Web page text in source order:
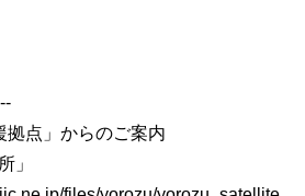
拠点」からのご案内
」